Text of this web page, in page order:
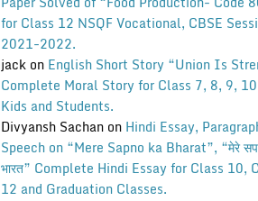
for Class 12 NSQF Vocational, CBSE
2021-2022.
jackon English Short Story “Union Is
Complete Moral Story for Class 7, 8, 9,
Kids and Students.
Divyansh Sachanon Hindi Essay,
Speech on “Mere Sapno ka Bharat”, “मेरे
भारत” Complete Hindi Essay for Class 10,
12 and Graduation Classes.